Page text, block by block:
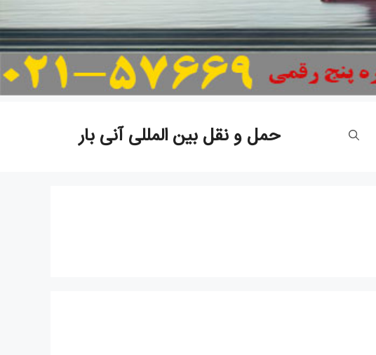
حمل و نقل بین المللی آنی بار